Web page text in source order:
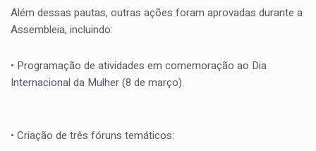
Além dessas pautas, outras ações foram aprovadas durante a
Assembleia, incluindo:
• Programação de atividades em comemoração ao Dia
Internacional da Mulher (8 de março).
• Criação de três fóruns temáticos: